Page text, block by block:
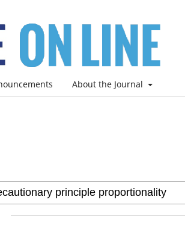
About the Journal